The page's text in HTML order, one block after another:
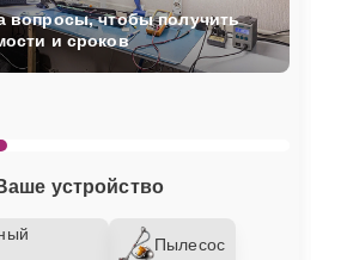
устройство
Пылесос
вопросы, чтобы получить
и сроков